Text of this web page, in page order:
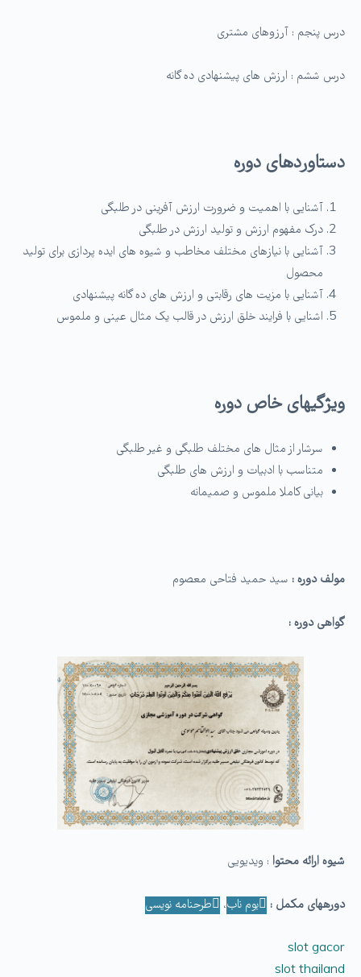
درس پنجم : آرزوهای مشتری
درس ششم : ارزش های پیشنهادی ده گانه
دستاوردهای دوره
آشنایی با اهمیت و ضرورت ارزش آفرینی در طلبگی
درک مفهوم ارزش و تولید ارزش در طلبگی
آشنایی با نیازهای مختلف مخاطب و شیوه های ایده پردازی برای تولید
محصول
آشنایی با مزیت های رقابتی و ارزش های ده گانه پیشنهادی
اشنایی با فرایند خلق ارزش در قالب یک مثال عینی و ملموس
ویژگی­های خاص دوره
سرشار از مثال های مختلف طلبگی و غیر طلبگی
متناسب با ادبیات و ارزش های طلبگی
بیانی کاملا ملموس و صمیمانه
مولف دوره : سید حمید فتاحی معصوم
گواهی دوره :
شیوه ارائه محتوا : ویدیویی
دوره­های مکمل : بوم ناب، طرحنامه نویسی
slot gacor
slot thailand